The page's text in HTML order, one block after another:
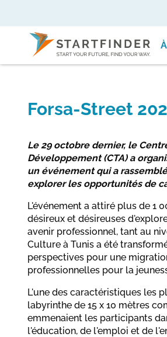
Forsa-Street
Le 29 octobre dernier, le
Développement (CTA) a
un événement qui a
explorer les opportunités de
L'événement a attiré plus de 1
désireux et désireuses
avenir professionnel, tant au
Culture à Tunis a été
perspectives pour une
professionnelles pour la
L'une des caractéristiques les
labyrinthe de 15 x 10 mètres
emmenaient les participants
l'éducation, de l'emploi et de